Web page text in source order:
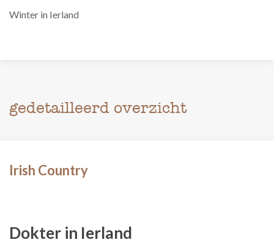
Winter in Ierland
gedetailleerd overzicht
Irish Country
Dokter in Ierland